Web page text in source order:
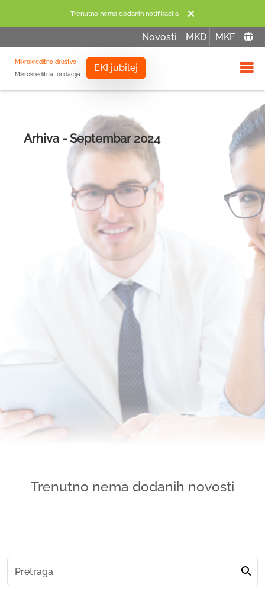
Trenutno nema dodanih notifikacija
Novosti MKD MKF
Mikrokreditno društvo
Mikrokreditna fondacija
EKI jubilej
Arhiva - Septembar 2024
Trenutno nema dodanih novosti